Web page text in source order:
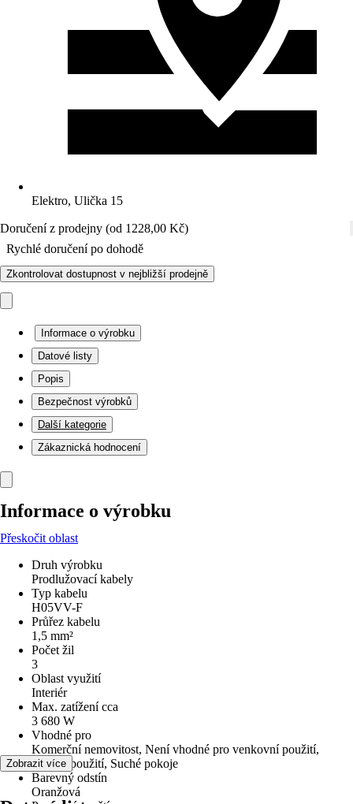
Elektro, Ulička 15
Doručení z prodejny (od 1228,00 Kč)
Rychlé doručení po dohodě
Zkontrolovat dostupnost v nejbližší prodejně
Informace o výrobku
Datové listy
Popis
Bezpečnost výrobků
Další kategorie
Zákaznická hodnocení
Informace o výrobku
Přeskočit oblast
Druh výrobku
Prodlužovací kabely
Typ kabelu
H05VV-F
Průřez kabelu
1,5 mm²
Počet žil
3
Oblast využití
Interiér
Max. zatížení cca
3 680 W
Vhodné pro
Komerční nemovitost, Není vhodné pro venkovní použití,
Vnitřní použití, Suché pokoje
Barevný odstín
Oranžová
Zobrazit více